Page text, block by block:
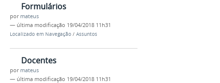
Formulários
por mateus
— última modificação 19/04/2018 11h31
Localizado em Navegação / Assuntos
Docentes
por mateus
— última modificação 19/04/2018 11h31